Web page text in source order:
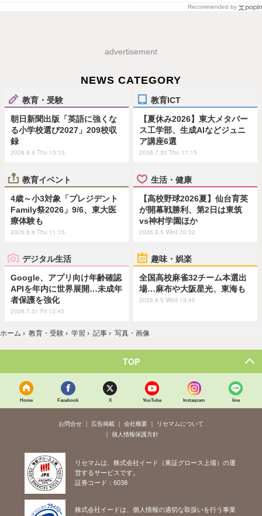
Recommended by
advertisement
NEWS CATEGORY
教育・受験
朝日新聞出版「英語に強くな
る小学校選び2027」209校収
録
2026.8.6 Thu 13:15
教育ICT
【夏休み2026】東大メタバー
ス工学部、生成AIなどジュニ
ア講座6選
2026.7.30 Thu 11:15
教育イベント
4歳～小3対象「プレジデント
Family祭2026」9/6、東大医
療体験も
2026.8.6 Thu 11:15
生活・健康
【高校野球2026夏】仙台育英
が開幕戦勝利、第2日は東筑
vs神村学園ほか
2026.8.5 Wed 20:32
デジタル生活
Google、アプリ向け年齢確認
APIを年内に世界展開…未成年
者保護を強化
2026.7.31 Fri 13:45
趣味・娯楽
全国高校麻雀32チーム本選出
場…麻布や大阪星光、東海も
2026.8.5 Wed 19:45
ホーム › 教育・受験 › 学習 › 記事 › 写真・画像
TOP
Home Facebook X YouTube Instagram line
お問合せ 広告掲載 会社概要
リセマムについて
個人情報保護方針
リセマムは、株式会社イード（東証グロース上場）の運
営するサービスです。
証券コード：6038
株式会社イードは、個人情報の適切な取扱いを行う事業